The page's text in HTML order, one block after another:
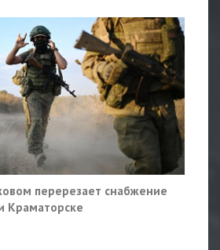
перерезает снабжение
Краматорске